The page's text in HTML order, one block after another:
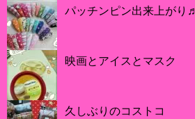
パッチンピン出来上がり♬
映画とアイスとマスク
久しぶりのコストコ